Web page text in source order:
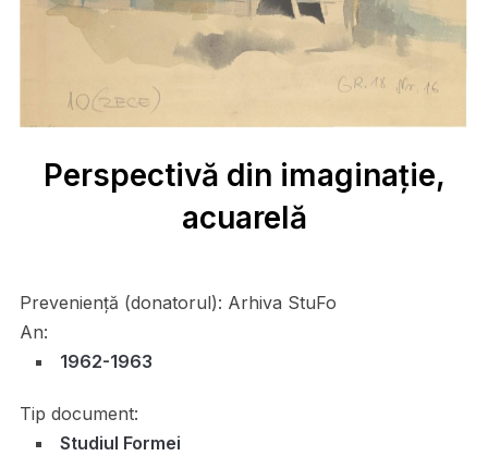
Perspectivă din imaginație,
acuarelă
Preveniență (donatorul): Arhiva StuFo
An:
1962-1963
Tip document:
Studiul Formei